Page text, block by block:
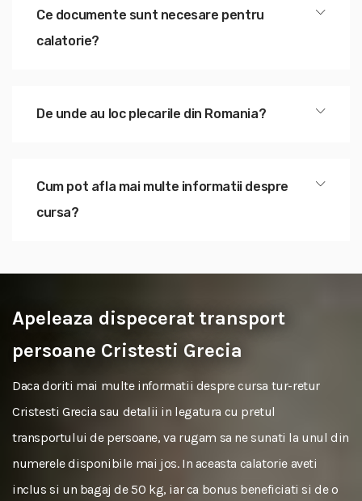
Ce documente sunt necesare pentru
calatorie?
De unde au loc plecarile din Romania?
Cum pot afla mai multe informatii despre
cursa?
Apeleaza dispecerat transport
persoane Cristesti Grecia
Daca doriti mai multe informatii despre cursa tur-retur
Cristesti Grecia sau detalii in legatura cu pretul
transportului de persoane, va rugam sa ne sunati la unul din
numerele disponibile mai jos. In aceasta calatorie aveti
inclus si un bagaj de 50 kg, iar ca bonus beneficiati si de o